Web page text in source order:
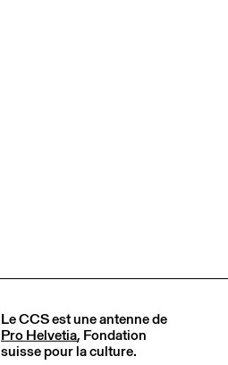
Le CCS est une antenne de
Pro Helvetia, Fondation
suisse pour la culture.